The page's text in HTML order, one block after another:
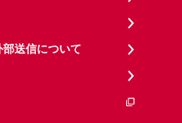
送信について